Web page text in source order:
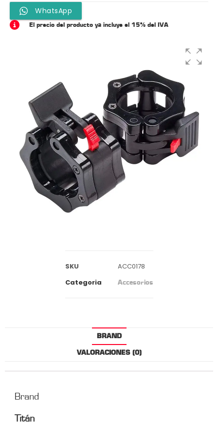
WhatsApp
El precio del producto ya incluye el 15% del IVA
SKU
ACC0178
Categoria
Accesorios
BRAND
VALORACIONES (0)
Brand
Titán